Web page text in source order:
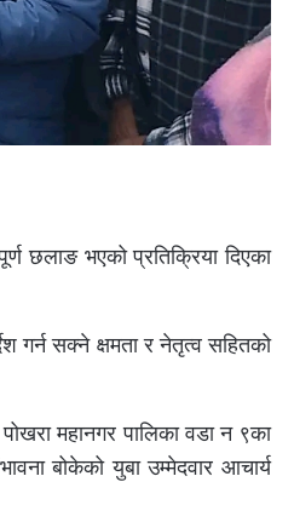
छलाङ भएको प्रतिक्रिया दिएका
गर्न सक्ने क्षमता र नेतृत्व सहितको
महानगर पालिका वडा न ९का
बोकेको युबा उम्मेदवार आचार्य